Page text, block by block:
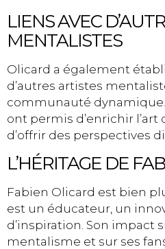
LIENS AVEC
MENTALISTES
Olicard a également
d’autres artistes
communauté
ont permis d’enrichir
d’offrir des perspectives
L’HÉRITAGE DE
Fabien Olicard est bien
est un éducateur, un
d’inspiration. Son impact
mentalisme et sur ses